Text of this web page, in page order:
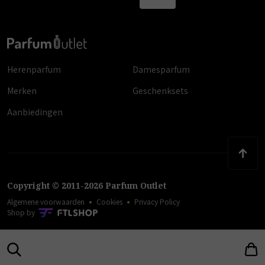
Herenparfum
Damesparfum
Merken
Geschenksets
Aanbiedingen
Copyright © 2011-2026 Parfum Outlet
Algemene voorwaarden Cookies
Privacy Policy
Shop by